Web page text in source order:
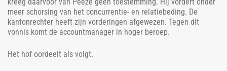
meer schorsing van het concurrentie- en relatiebeding. De
kantonrechter heeft zijn vorderingen afgewezen. Tegen dit
vonnis komt de accountmanager in hoger beroep.
Het hof oordeelt als volgt.